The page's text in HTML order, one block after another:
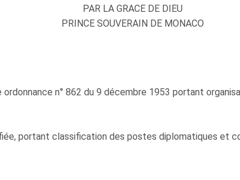
PAR LA GRACE DE DIEU
PRINCE SOUVERAIN DE MONACO
n° 862 du 9 décembre 1953 portant
portant classification des postes diplomatiques et